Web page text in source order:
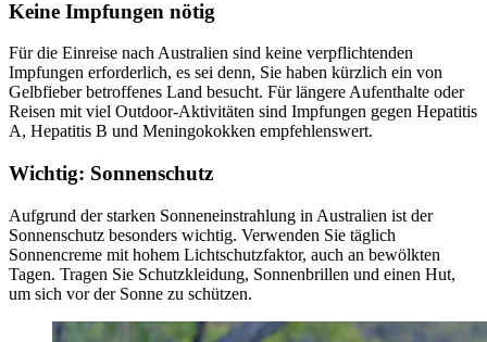
Keine Impfungen nötig
Für die Einreise nach Australien sind keine verpflichtenden
Impfungen erforderlich, es sei denn, Sie haben kürzlich ein von
Gelbfieber betroffenes Land besucht. Für längere Aufenthalte oder
Reisen mit viel Outdoor-Aktivitäten sind Impfungen gegen Hepatitis
A, Hepatitis B und Meningokokken empfehlenswert.
Wichtig: Sonnenschutz
Aufgrund der starken Sonneneinstrahlung in Australien ist der
Sonnenschutz besonders wichtig. Verwenden Sie täglich
Sonnencreme mit hohem Lichtschutzfaktor, auch an bewölkten
Tagen. Tragen Sie Schutzkleidung, Sonnenbrillen und einen Hut,
um sich vor der Sonne zu schützen.